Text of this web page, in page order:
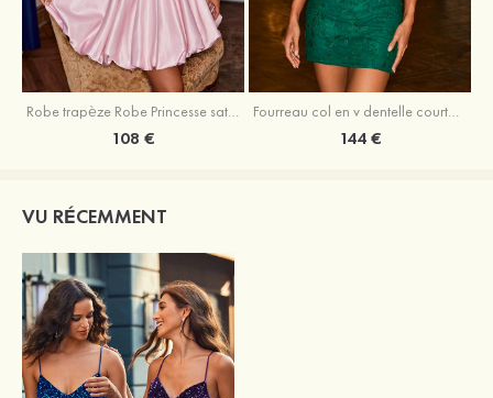
Robe trapèze Robe Princesse satin sans manches courte/mini robe de fête de la rentrée
108 €
Fourreau col en v dentelle courte/mini robe de fête de la rentré avec perles
144 €
VU RÉCEMMENT